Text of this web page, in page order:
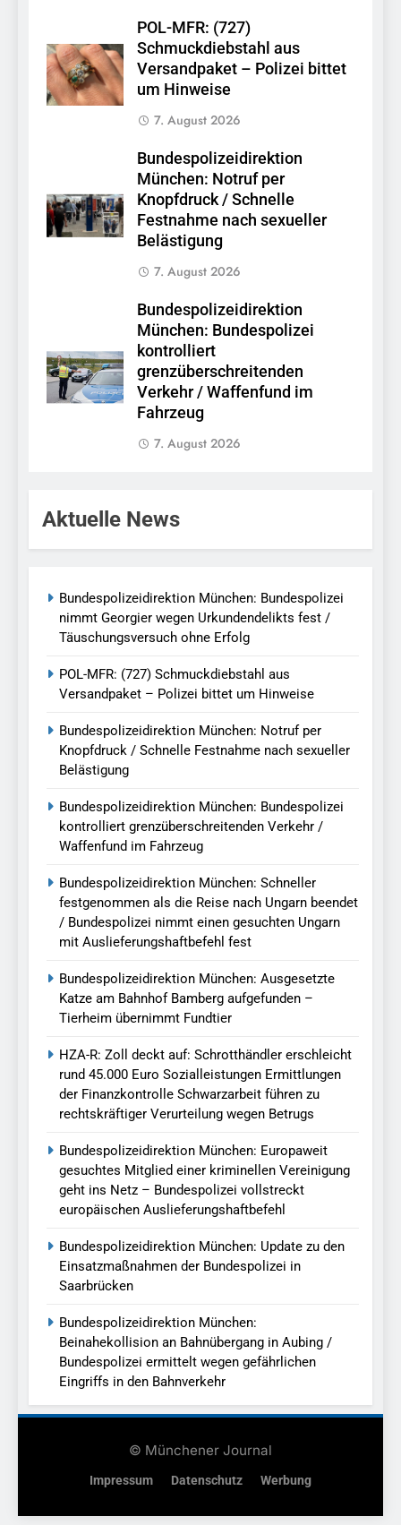
POL-MFR: (727)
Schmuckdiebstahl aus
Versandpaket – Polizei bittet
um Hinweise
7. August 2026
Bundespolizeidirektion
München: Notruf per
Knopfdruck / Schnelle
Festnahme nach sexueller
Belästigung
7. August 2026
Bundespolizeidirektion
München: Bundespolizei
kontrolliert
grenzüberschreitenden
Verkehr / Waffenfund im
Fahrzeug
7. August 2026
Aktuelle News
Bundespolizeidirektion München: Bundespolizei
nimmt Georgier wegen Urkundendelikts fest /
Täuschungsversuch ohne Erfolg
POL-MFR: (727) Schmuckdiebstahl aus
Versandpaket – Polizei bittet um Hinweise
Bundespolizeidirektion München: Notruf per
Knopfdruck / Schnelle Festnahme nach sexueller
Belästigung
Bundespolizeidirektion München: Bundespolizei
kontrolliert grenzüberschreitenden Verkehr /
Waffenfund im Fahrzeug
Bundespolizeidirektion München: Schneller
festgenommen als die Reise nach Ungarn beendet
/ Bundespolizei nimmt einen gesuchten Ungarn
mit Auslieferungshaftbefehl fest
Bundespolizeidirektion München: Ausgesetzte
Katze am Bahnhof Bamberg aufgefunden –
Tierheim übernimmt Fundtier
HZA-R: Zoll deckt auf: Schrotthändler erschleicht
rund 45.000 Euro Sozialleistungen Ermittlungen
der Finanzkontrolle Schwarzarbeit führen zu
rechtskräftiger Verurteilung wegen Betrugs
Bundespolizeidirektion München: Europaweit
gesuchtes Mitglied einer kriminellen Vereinigung
geht ins Netz – Bundespolizei vollstreckt
europäischen Auslieferungshaftbefehl
Bundespolizeidirektion München: Update zu den
Einsatzmaßnahmen der Bundespolizei in
Saarbrücken
Bundespolizeidirektion München:
Beinahekollision an Bahnübergang in Aubing /
Bundespolizei ermittelt wegen gefährlichen
Eingriffs in den Bahnverkehr
© Münchener Journal
Impressum Datenschutz Werbung